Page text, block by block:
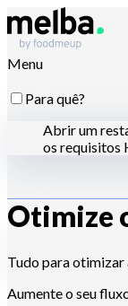
Menu
Para quê?
Abrir um
os requisitos
Para quem?
Otimize
Tudo para otimizar
Aumente o seu